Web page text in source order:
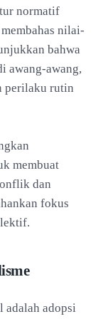
normatif
nilai-
bahwa
awang-awang,
perilaku rutin
membuat
dan
fokus
adalah adopsi